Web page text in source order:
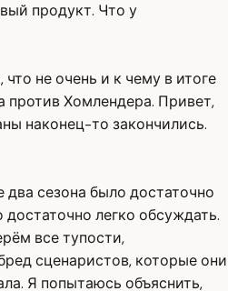
продукт. Что у
не очень и к чему в итоге
против Хомлендера. Привет,
наконец-то закончились.
сезона было достаточно
легко обсуждать.
все тупости,
сценаристов, которые они
Я попытаюсь объяснить,